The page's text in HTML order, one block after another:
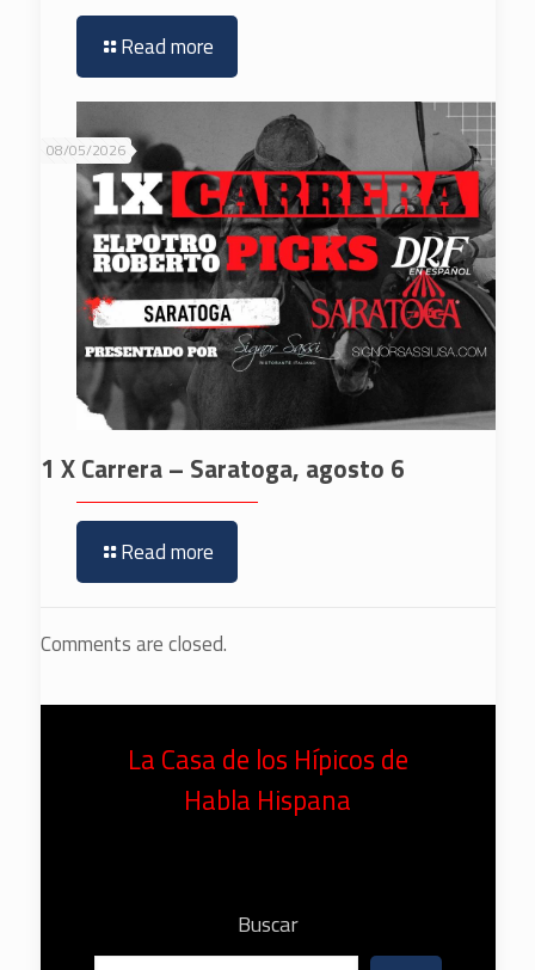
Read more
08/05/2026
1 X Carrera – Saratoga, agosto 6
Read more
Comments are closed.
La Casa de los Hípicos de
Habla Hispana
Buscar